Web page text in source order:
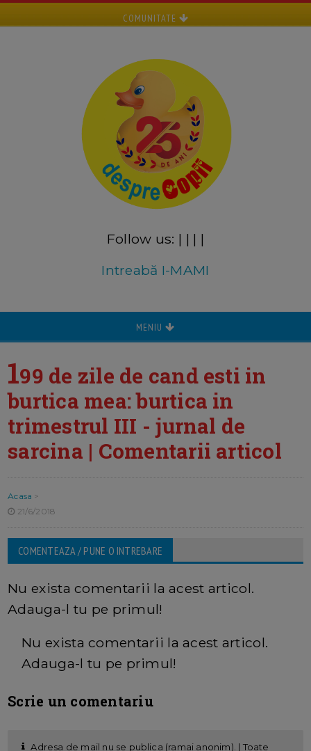
COMUNITATE
Follow us: | | | |
Intreabă I-MAMI
MENIU
199 de zile de cand esti in
burtica mea: burtica in
trimestrul III - jurnal de
sarcina | Comentarii articol
Acasa >
21/6/2018
COMENTEAZA / PUNE O INTREBARE
Nu exista comentarii la acest articol.
Adauga-l tu pe primul!
Nu exista comentarii la acest articol.
Adauga-l tu pe primul!
Scrie un comentariu
Adresa de mail nu se publica (ramai anonim). | Toate